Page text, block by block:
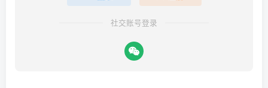
社交账号登录